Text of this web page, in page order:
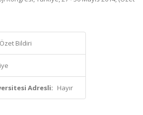
Bildiri
Adresli: Hayır